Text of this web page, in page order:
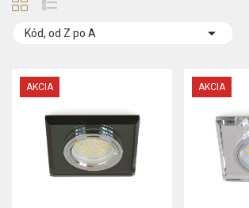
Kód, od Z po A 
AKCIA AKCIA